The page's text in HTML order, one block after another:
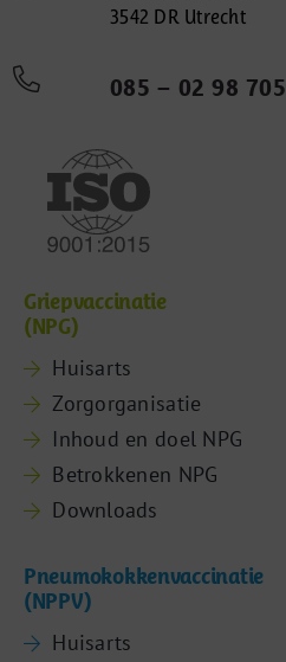
3542 DR Utrecht
085 – 02 98 705
Griepvaccinatie
(NPG)
Huisarts
Zorgorganisatie
Inhoud en doel NPG
Betrokkenen NPG
Downloads
Pneumokokkenvaccinatie
(NPPV)
Huisarts